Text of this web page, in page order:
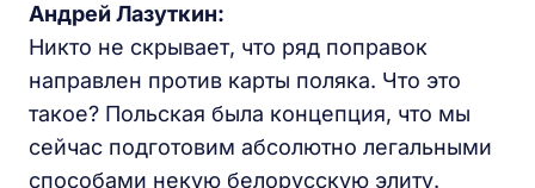
Андрей Лазуткин:
Никто не скрывает, что ряд поправок
направлен против карты поляка. Что это
такое? Польская была концепция, что мы
сейчас подготовим абсолютно легальными
способами некую белорусскую элиту.